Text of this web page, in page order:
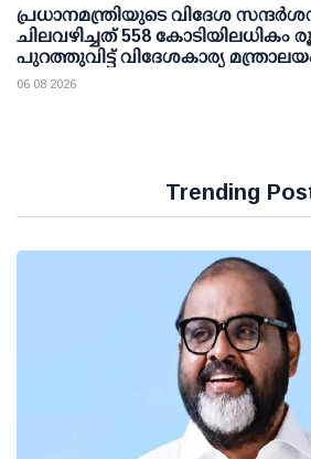
പ്രധാനമന്ത്രിയുടെ വിദേശ
ചിലവഴിച്ചത് 558
പുറത്തുവിട്ട് വിദേശകാര്യ
06 08 2026
Trending